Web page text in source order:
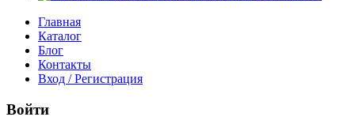
Главная
Каталог
Блог
Контакты
Вход / Регистрация
Войти